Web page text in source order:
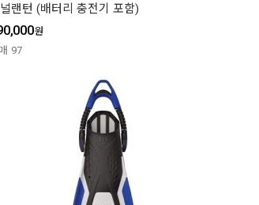
랜턴 (배터리 충전기 포함)
원
97